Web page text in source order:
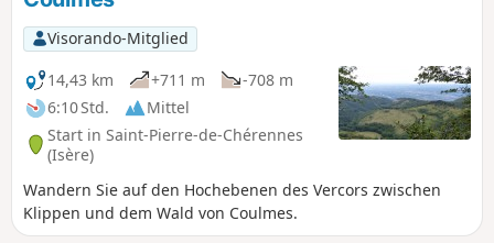
Visorando-Mitglied
14,43 km
+711 m
-708 m
6:10 Std.
Mittel
Start in Saint-Pierre-de-Chérennes
(Isère)
Wandern Sie auf den Hochebenen des Vercors zwischen
Klippen und dem Wald von Coulmes.